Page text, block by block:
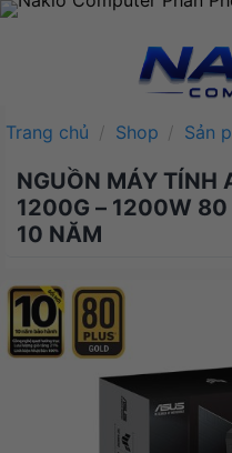
Bỏ
Trang chủ / Shop / Sản
NGUỒN MÁY TÍNH
1200G – 1200W 80
10 NĂM